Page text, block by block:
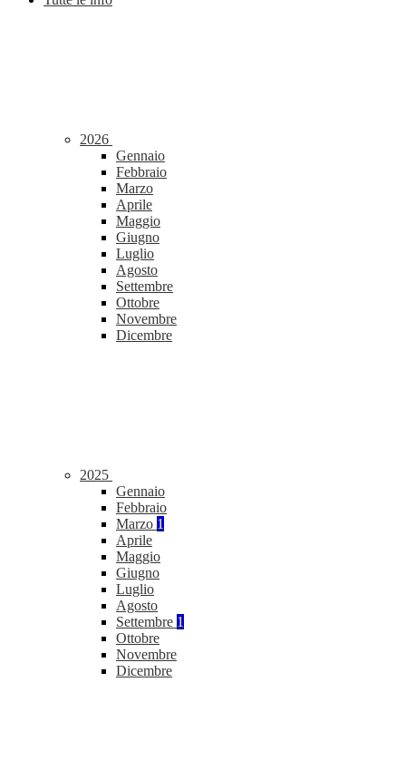
2026
Gennaio
Febbraio
Marzo
Aprile
Maggio
Giugno
Luglio
Agosto
Settembre
Ottobre
Novembre
Dicembre
2025
Gennaio
Febbraio
Marzo 1
Aprile
Maggio
Giugno
Luglio
Agosto
Settembre 1
Ottobre
Novembre
Dicembre